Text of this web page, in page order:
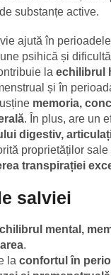
substanțe active.
ajută în
psihică și
la echilibrul
și în
memoria,
. În plus, are un
digestiv,
proprietăților sale
transpirației
salviei
mental,
.
la confortul în